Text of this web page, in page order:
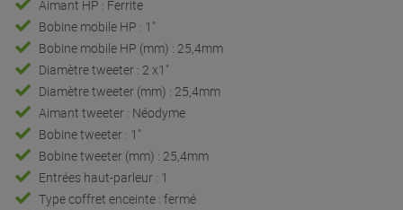
Aimant HP : Ferrite
Bobine mobile HP : 1"
Bobine mobile HP (mm) : 25,4mm
Diamètre tweeter : 2 x1"
Diamètre tweeter (mm) : 25,4mm
Aimant tweeter : Néodyme
Bobine tweeter : 1"
Bobine tweeter (mm) : 25,4mm
Entrées haut-parleur : 1
Type coffret enceinte : fermé